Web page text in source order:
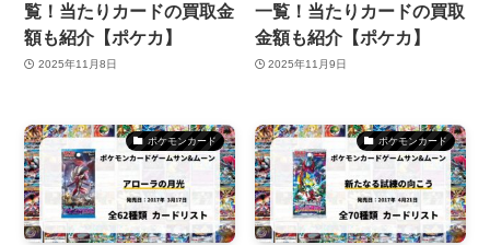
覧！当たりカードの買取金
額も紹介【ポケカ】
2025年11月8日
一覧！当たりカードの買取
金額も紹介【ポケカ】
2025年11月9日
ポケモンカード ポケモンカード